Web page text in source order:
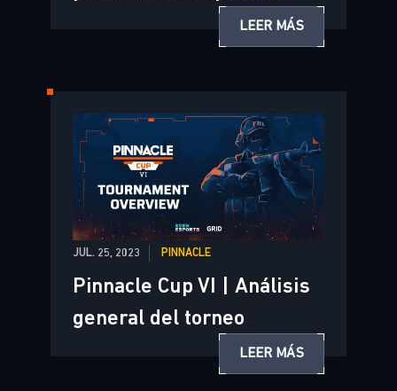
LEER MÁS
JUL. 25, 2023 PINNACLE
Pinnacle Cup VI | Análisis
general del torneo
LEER MÁS